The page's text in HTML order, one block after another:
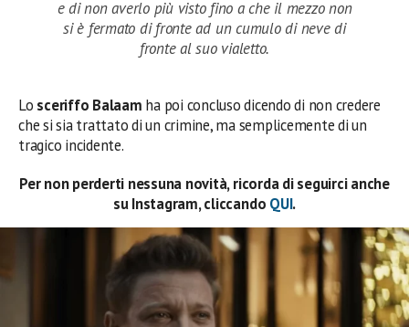
e di non averlo più visto fino a che il mezzo non
si è fermato di fronte ad un cumulo di neve di
fronte al suo vialetto.
Lo sceriffo Balaam ha poi concluso dicendo di non credere
che si sia trattato di un crimine, ma semplicemente di un
tragico incidente.
Per non perderti nessuna novità, ricorda di seguirci anche
su Instagram, cliccando QUI.